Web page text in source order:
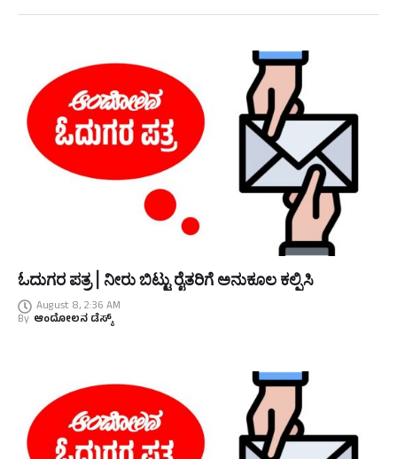
ಓದುಗರ ಪತ್ರ | ನೀರು ಬಿಟ್ಟು ರೈತರಿಗೆ ಅನುಕೂಲ ಕಲ್ಪಿಸಿ
August 8, 2:36 AM
By ಆಂದೋಲನ ಡೆಸ್ಕ್